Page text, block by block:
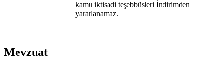
kamu iktisadi teşebbüsleri İndirimden
yararlanamaz.
Mevzuat